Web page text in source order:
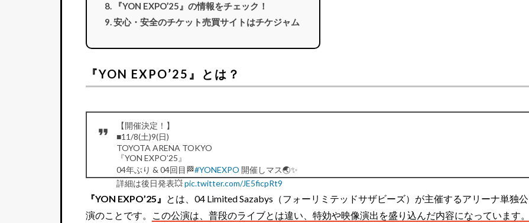
『YON EXPO’25』の情報をチェック！
安心・安全のチケット売買サイトはチケジャム
『YON EXPO’25』とは？
【開催決定！】
■11/8(土)9(日)
TOYOTA ARENA TOKYO
『YON EXPO’25』
04年ぶり & 04回目🏁#YONEXPO 開催しマス🌏✨
詳細は後日発表💥pic.twitter.com/JE5ficpRt9
— 04 Limited Sazabys (@04LS_nagoya) April 17, 2025
『YON EXPO’25』 とは、04 Limited Sazabys（フォーリミテッドサザビーズ）が主催するアリーナ単独公
演のことです。
この公演は、普段のライブとは違い、特効や映像演出を盛り込んだ内容になっています。